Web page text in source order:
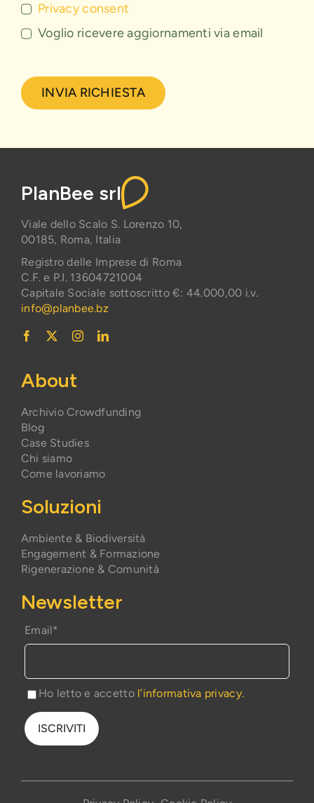
Privacy consent
Voglio ricevere aggiornamenti via email
INVIA RICHIESTA
PlanBee srl
Viale dello Scalo S. Lorenzo 10,
00185, Roma, Italia
Registro delle Imprese di Roma
C.F. e P.I. 13604721004
Capitale Sociale sottoscritto €: 44.000,00 i.v.
info@planbee.bz
About
Archivio Crowdfunding
Blog
Case Studies
Chi siamo
Come lavoriamo
Soluzioni
Ambiente & Biodiversità
Engagement & Formazione
Rigenerazione & Comunità
Newsletter
Email*
Ho letto e accetto l’informativa privacy.